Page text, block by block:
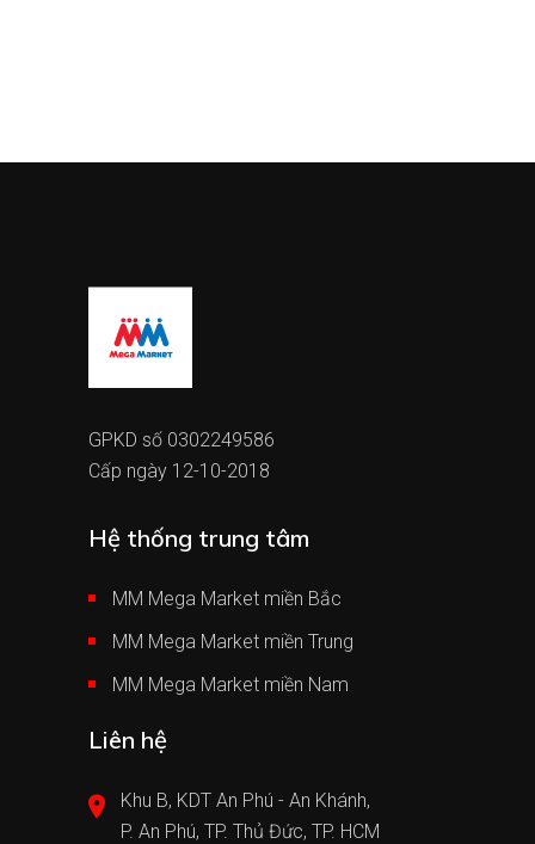
GPKD số 0302249586
Cấp ngày 12-10-2018
Hệ thống trung tâm
MM Mega Market miền Bắc
MM Mega Market miền Trung
MM Mega Market miền Nam
Liên hệ
Khu B, KDT An Phú - An Khánh,
P. An Phú, TP. Thủ Đức, TP. HCM